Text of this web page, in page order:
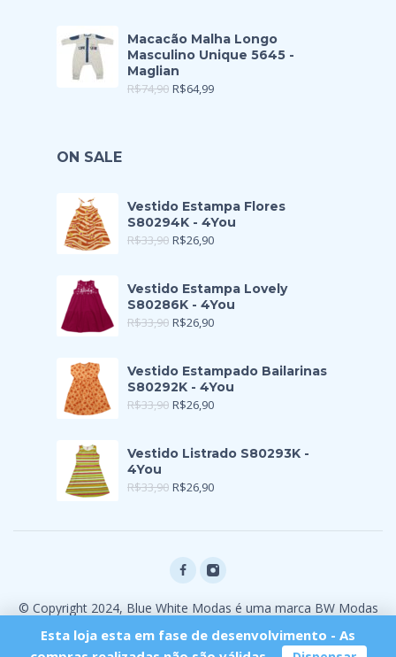
Macacão Malha Longo
Masculino Unique 5645 -
Maglian
R$74,90 R$64,99
ON SALE
Vestido Estampa Flores
S80294K - 4You
R$33,90 R$26,90
Vestido Estampa Lovely
S80286K - 4You
R$33,90 R$26,90
Vestido Estampado Bailarinas
S80292K - 4You
R$33,90 R$26,90
Vestido Listrado S80293K -
4You
R$33,90 R$26,90
© Copyright 2024, Blue White Modas é uma marca BW Modas
Esta loja esta em fase de desenvolvimento - As